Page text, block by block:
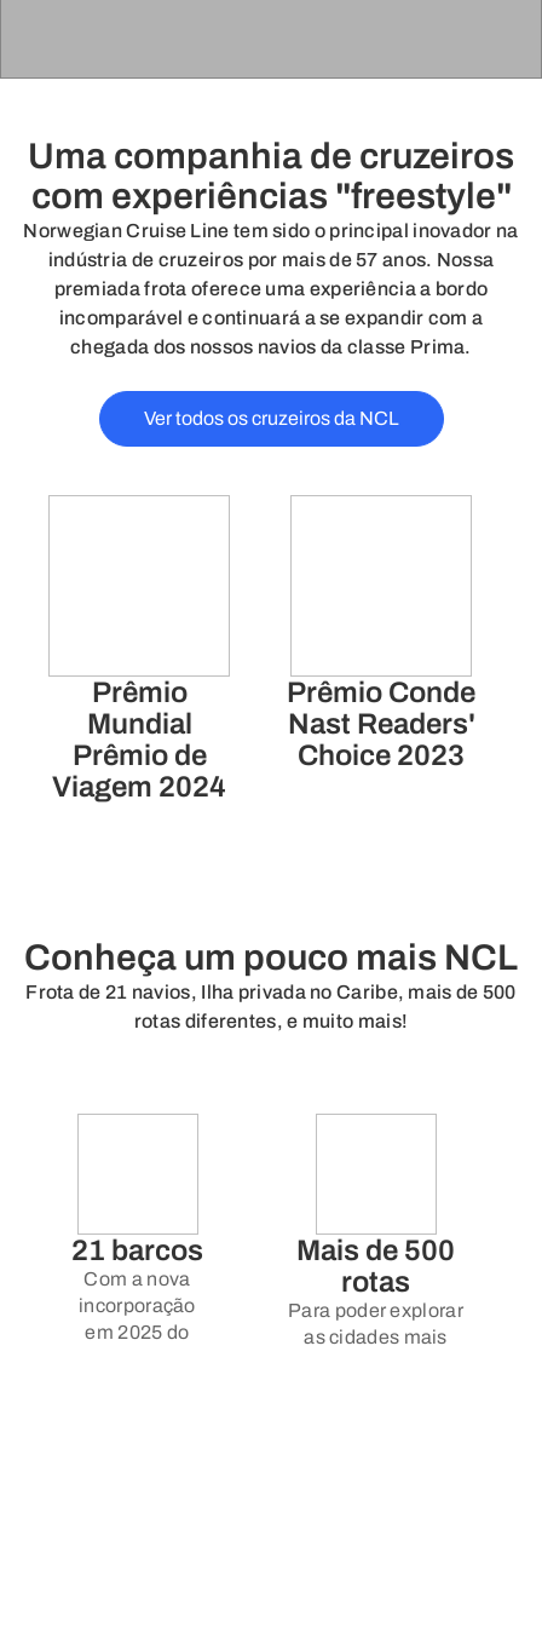
Uma companhia de cruzeiros
com experiências "freestyle"
Norwegian Cruise Line tem sido o principal inovador na
indústria de cruzeiros por mais de 57 anos. Nossa
premiada frota oferece uma experiência a bordo
incomparável e continuará a se expandir com a
chegada dos nossos navios da classe Prima.
Ver todos os cruzeiros da NCL
Prêmio
Mundial
Prêmio de
Viagem 2024
Prêmio Conde
Nast Readers'
Choice 2023
Conheça um pouco mais NCL
Frota de 21 navios, Ilha privada no Caribe, mais de 500
rotas diferentes, e muito mais!
21 barcos
Com a nova
incorporação
em 2025 do
Mais de 500
rotas
Para poder explorar
as cidades mais